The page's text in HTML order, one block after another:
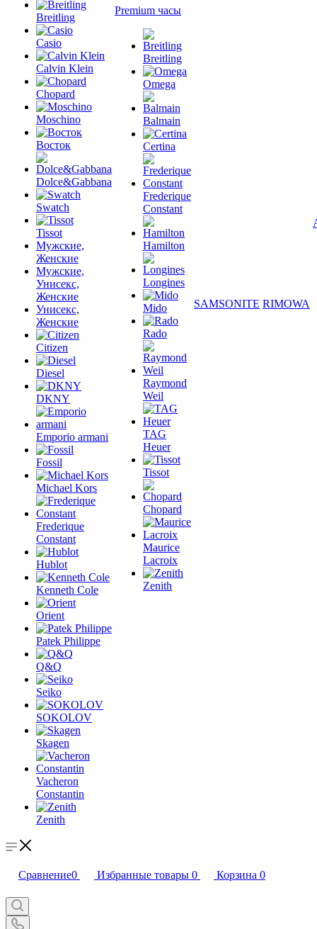
Breitling
Casio
Calvin Klein
Chopard
Moschino
Восток
Dolce&Gabbana
Swatch
Tissot
Мужские,
Женские
Мужские,
Унисекс,
Женские
Унисекс,
Женские
Citizen
Diesel
DKNY
Emporio armani
Fossil
Michael Kors
Frederique
Constant
Hublot
Kenneth Cole
Orient
Patek Philippe
Q&Q
Seiko
SOKOLOV
Skagen
Vacheron
Constantin
Zenith
Premium часы
Breitling
Omega
Balmain
Certina
Frederique
Constant
Hamilton
Longines
Mido
Rado
Raymond
Weil
TAG
Heuer
Tissot
Chopard
Maurice
Lacroix
Zenith
SAMSONITE RIMOWA
Сравнение0 Избранные товары 0 Корзина 0